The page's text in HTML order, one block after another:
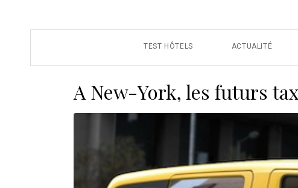
TEST HÔTELS ACTUALITÉ
A New-York, les futurs